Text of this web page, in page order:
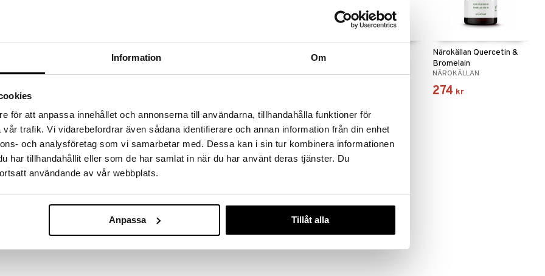
Information Om
för att anpassa innehållet och annonserna till användarna, tillhandahålla funktioner för
trafik. Vi vidarebefordrar även sådana identifierare och annan information från din enhet
och analysföretag som vi samarbetar med. Dessa kan i sin tur kombinera informationen
har tillhandahållit eller som de har samlat in när du har använt deras tjänster. Du
användande av vår webbplats.
Anpassa Tillåt alla
förekommer i tranbär. Här tillsammans med
är gravid eller ammande. Produkten är endast
som ej bör förtäras. Färgförändringar kan
NÄROKÄLLAN
Magnesiumglycinat
NÄROKÄLLAN
Närokällan Quercetin &
Bromelain
NÄROKÄLLAN
274 kr